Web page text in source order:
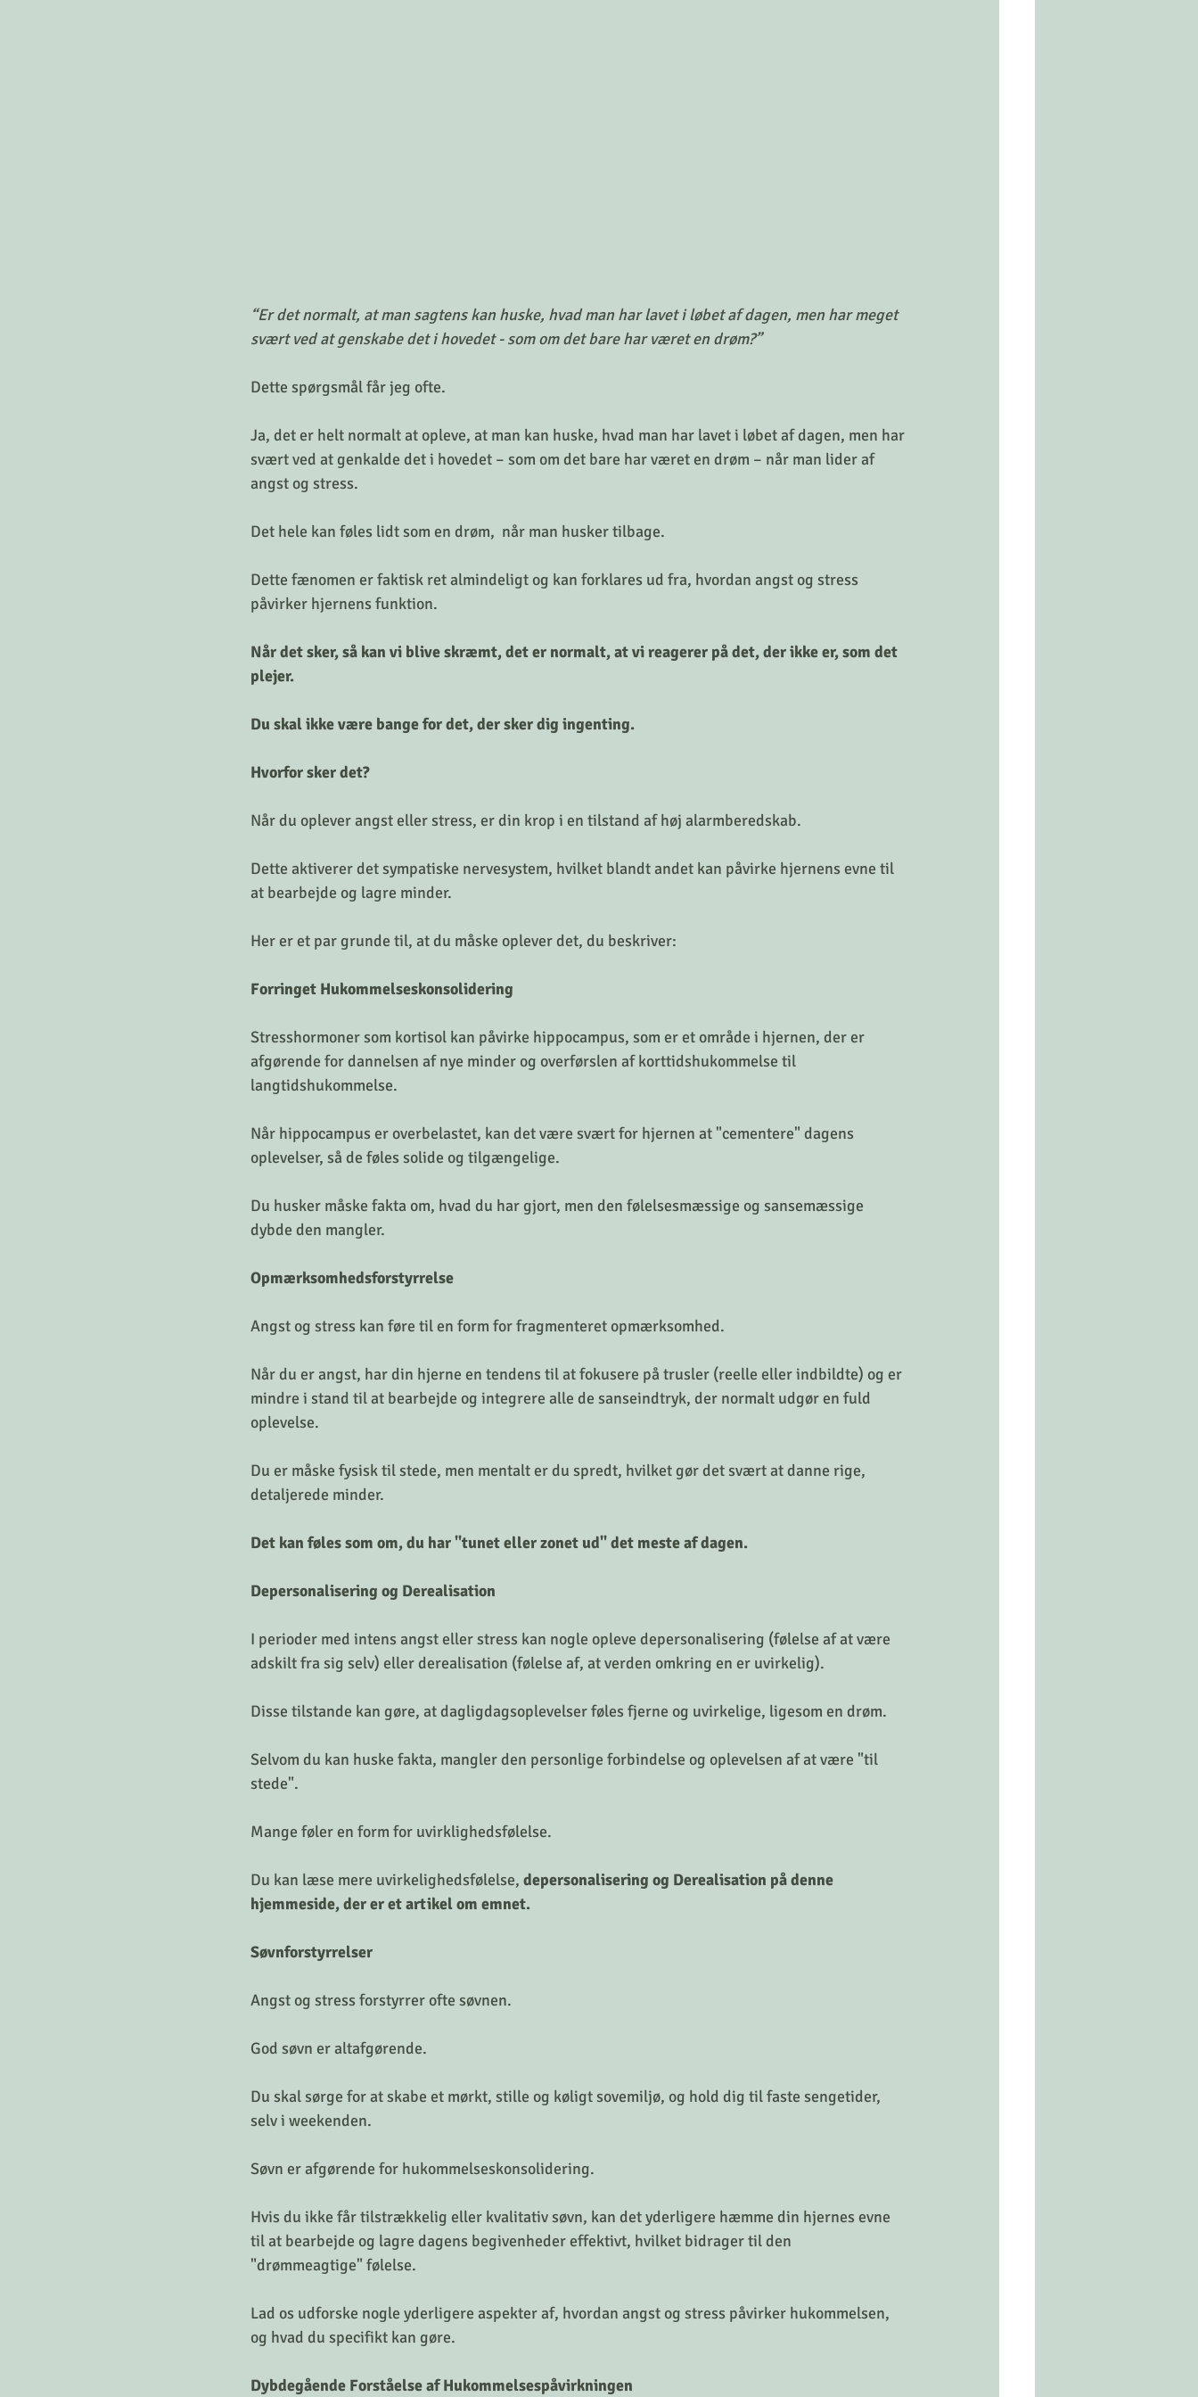
“Er det normalt, at man sagtens kan huske, hvad man har lavet i løbet af dagen, men har meget
svært ved at genskabe det i hovedet - som om det bare har været en drøm?”
Dette spørgsmål får jeg ofte.
Ja, det er helt normalt at opleve, at man kan huske, hvad man har lavet i løbet af dagen, men har
svært ved at genkalde det i hovedet – som om det bare har været en drøm – når man lider af
angst og stress.
Det hele kan føles lidt som en drøm,  når man husker tilbage.
Dette fænomen er faktisk ret almindeligt og kan forklares ud fra, hvordan angst og stress
påvirker hjernens funktion.
Når det sker, så kan vi blive skræmt, det er normalt, at vi reagerer på det, der ikke er, som det
plejer.
Du skal ikke være bange for det, der sker dig ingenting.
Hvorfor sker det?
Når du oplever angst eller stress, er din krop i en tilstand af høj alarmberedskab.
Dette aktiverer det sympatiske nervesystem, hvilket blandt andet kan påvirke hjernens evne til
at bearbejde og lagre minder.
Her er et par grunde til, at du måske oplever det, du beskriver:
Forringet Hukommelseskonsolidering
Stresshormoner som kortisol kan påvirke hippocampus, som er et område i hjernen, der er
afgørende for dannelsen af nye minder og overførslen af korttidshukommelse til
langtidshukommelse.
Når hippocampus er overbelastet, kan det være svært for hjernen at "cementere" dagens
oplevelser, så de føles solide og tilgængelige.
Du husker måske fakta om, hvad du har gjort, men den følelsesmæssige og sansemæssige
dybde den mangler.
Opmærksomhedsforstyrrelse
Angst og stress kan føre til en form for fragmenteret opmærksomhed.
Når du er angst, har din hjerne en tendens til at fokusere på trusler (reelle eller indbildte) og er
mindre i stand til at bearbejde og integrere alle de sanseindtryk, der normalt udgør en fuld
oplevelse.
Du er måske fysisk til stede, men mentalt er du spredt, hvilket gør det svært at danne rige,
detaljerede minder.
Det kan føles som om, du har "tunet eller zonet ud" det meste af dagen.
Depersonalisering og Derealisation
I perioder med intens angst eller stress kan nogle opleve depersonalisering (følelse af at være
adskilt fra sig selv) eller derealisation (følelse af, at verden omkring en er uvirkelig).
Disse tilstande kan gøre, at dagligdagsoplevelser føles fjerne og uvirkelige, ligesom en drøm.
Selvom du kan huske fakta, mangler den personlige forbindelse og oplevelsen af at være "til
stede".
Mange føler en form for uvirklighedsfølelse.
Du kan læse mere uvirkelighedsfølelse, depersonalisering og Derealisation på denne
hjemmeside, der er et artikel om emnet.
Søvnforstyrrelser
Angst og stress forstyrrer ofte søvnen.
God søvn er altafgørende.
Du skal sørge for at skabe et mørkt, stille og køligt sovemiljø, og hold dig til faste sengetider,
selv i weekenden.
Søvn er afgørende for hukommelseskonsolidering.
Hvis du ikke får tilstrækkelig eller kvalitativ søvn, kan det yderligere hæmme din hjernes evne
til at bearbejde og lagre dagens begivenheder effektivt, hvilket bidrager til den
"drømmeagtige" følelse.
Lad os udforske nogle yderligere aspekter af, hvordan angst og stress påvirker hukommelsen,
og hvad du specifikt kan gøre.
Dybdegående Forståelse af Hukommelsespåvirkningen